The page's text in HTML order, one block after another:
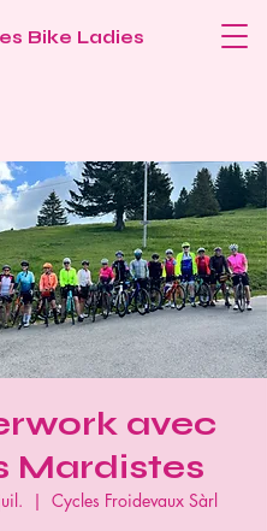
Bike Ladies
avec
Mardistes
  |
Cycles Froidevaux Sàrl